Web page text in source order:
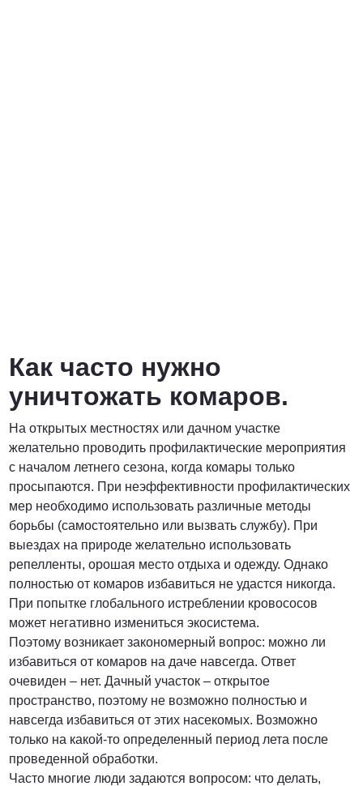
Как часто нужно
уничтожать комаров.
На открытых местностях или дачном участке
желательно проводить профилактические мероприятия
с началом летнего сезона, когда комары только
просыпаются. При неэффективности профилактических
мер необходимо использовать различные методы
борьбы (самостоятельно или вызвать службу). При
выездах на природе желательно использовать
репелленты, орошая место отдыха и одежду. Однако
полностью от комаров избавиться не удастся никогда.
При попытке глобального истреблении кровососов
может негативно измениться экосистема.
Поэтому возникает закономерный вопрос: можно ли
избавиться от комаров на даче навсегда. Ответ
очевиден – нет. Дачный участок – открытое
пространство, поэтому не возможно полностью и
навсегда избавиться от этих насекомых. Возможно
только на какой-то определенный период лета после
проведенной обработки.
Часто многие люди задаются вопросом: что делать,